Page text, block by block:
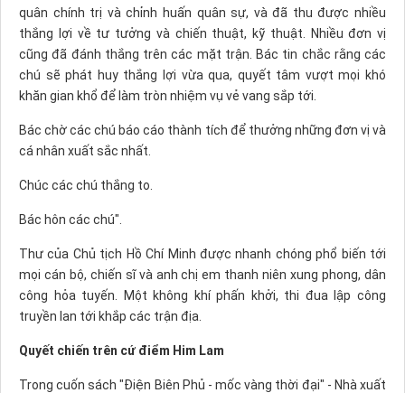
quân chính trị và chỉnh huấn quân sự, và đã thu được nhiều
thắng lợi về tư tưởng và chiến thuật, kỹ thuật. Nhiều đơn vị
cũng đã đánh thắng trên các mặt trận. Bác tin chắc rằng các
chú sẽ phát huy thắng lợi vừa qua, quyết tâm vượt mọi khó
khăn gian khổ để làm tròn nhiệm vụ vẻ vang sắp tới.
Bác chờ các chú báo cáo thành tích để thưởng những đơn vị và
cá nhân xuất sắc nhất.
Chúc các chú thắng to.
Bác hôn các chú".
Thư của Chủ tịch Hồ Chí Minh được nhanh chóng phổ biến tới
mọi cán bộ, chiến sĩ và anh chị em thanh niên xung phong, dân
công hỏa tuyến. Một không khí phấn khởi, thi đua lập công
truyền lan tới khắp các trận địa.
Quyết chiến trên cứ điểm Him Lam
Trong cuốn sách "Ðiện Biên Phủ - mốc vàng thời đại" - Nhà xuất